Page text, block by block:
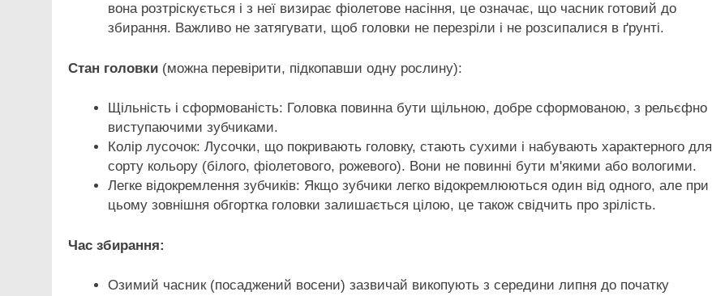
вона розтріскується і з неї визирає фіолетове насіння, це означає, що часник готовий до
збирання. Важливо не затягувати, щоб головки не перезріли і не розсипалися в ґрунті.
Стан головки (можна перевірити, підкопавши одну рослину):
Щільність і сформованість: Головка повинна бути щільною, добре сформованою, з рельєфно
виступаючими зубчиками.
Колір лусочок: Лусочки, що покривають головку, стають сухими і набувають характерного для
сорту кольору (білого, фіолетового, рожевого). Вони не повинні бути м'якими або вологими.
Легке відокремлення зубчиків: Якщо зубчики легко відокремлюються один від одного, але при
цьому зовнішня обгортка головки залишається цілою, це також свідчить про зрілість.
Час збирання:
Озимий часник (посаджений восени) зазвичай викопують з середини липня до початку